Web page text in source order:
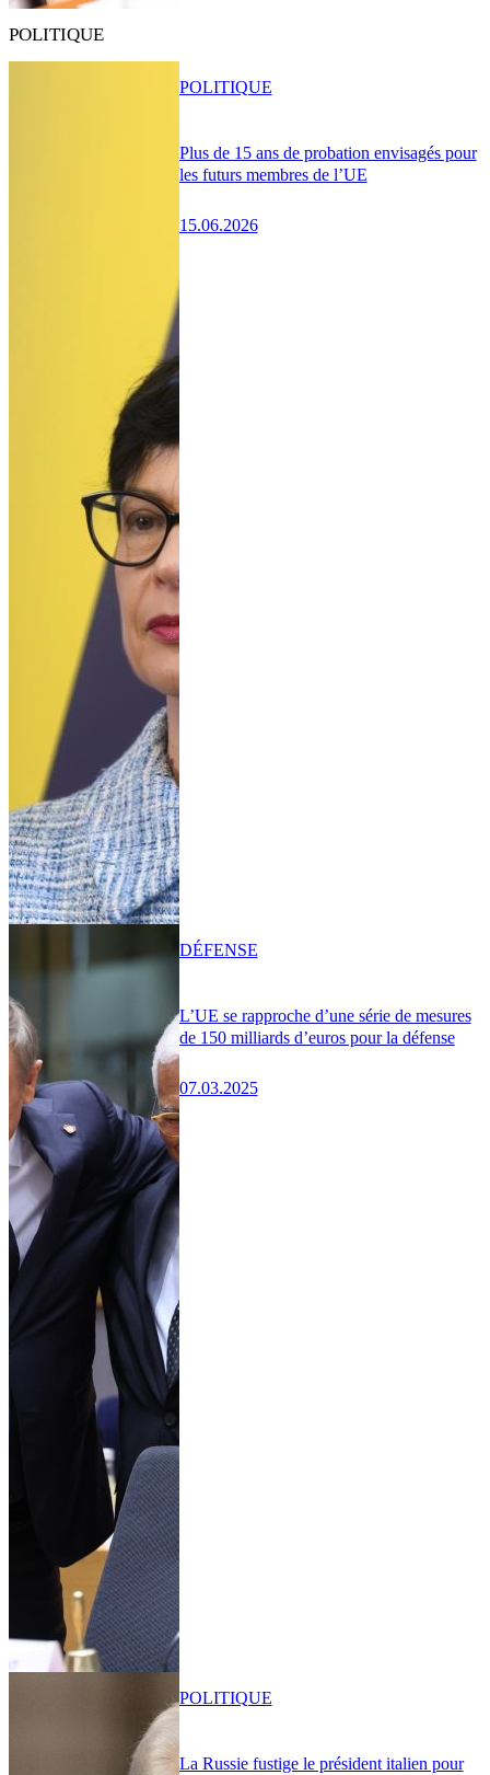
POLITIQUE
Plus de 15 ans de probation envisagés pour
les futurs membres de l’UE
15.06.2026
POLITIQUE
L’UE se rapproche d’une série de mesures
de 150 milliards d’euros pour la défense
07.03.2025
DÉFENSE
La Russie fustige le président italien pour
POLITIQUE